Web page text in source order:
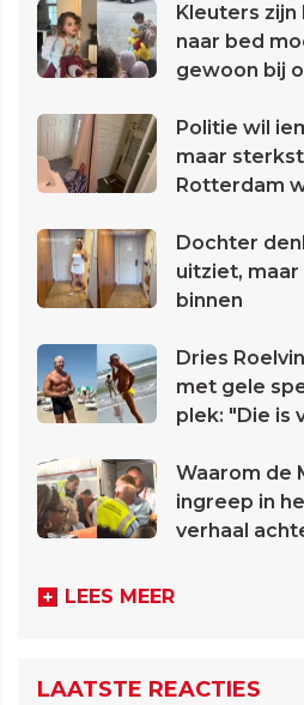
Kleuters
naar bed
gewoon bij
Politie wil
maar
Rotterdam
Dochter
uitziet,
binnen
Dries
met gele
plek: "Die is
Waarom de
ingreep in
verhaal
LEES MEER
LAATSTE REACTIES